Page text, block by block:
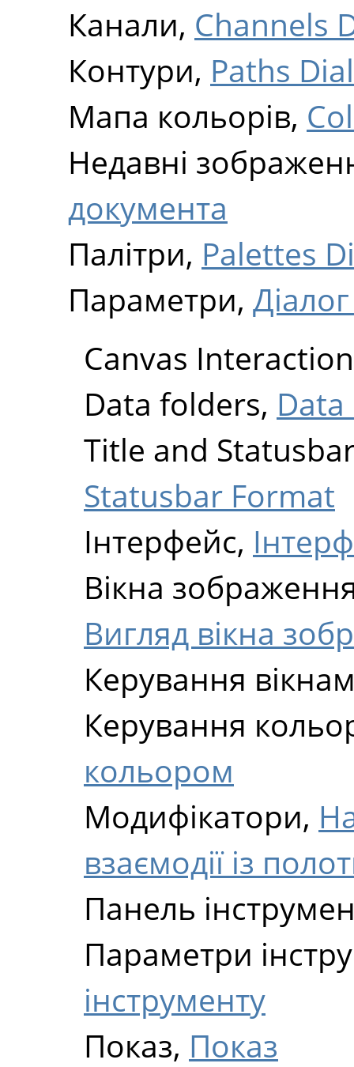
Канали, Channels
Контури, Paths
Мапа кольорів,
Недавні
документа
Палітри, Palettes
Параметри,
Canvas
Data folders,
Title and
Statusbar Format
Інтерфейс,
Вікна
Вигляд вікна
Керування
Керування
кольором
Модифікатори,
взаємодії із
Панель
Параметри
інструменту
Показ, Показ